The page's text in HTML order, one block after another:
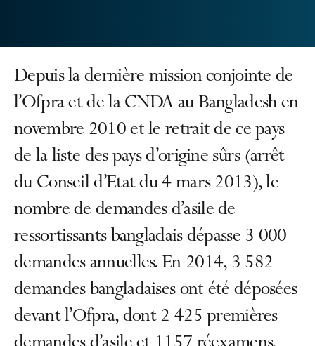
Depuis la dernière mission conjointe de
l’Ofpra et de la CNDA au Bangladesh en
novembre 2010 et le retrait de ce pays
de la liste des pays d’origine sûrs (arrêt
du Conseil d’Etat du 4 mars 2013), le
nombre de demandes d’asile de
ressortissants bangladais dépasse 3 000
demandes annuelles. En 2014, 3 582
demandes bangladaises ont été déposées
devant l’Ofpra, dont 2 425 premières